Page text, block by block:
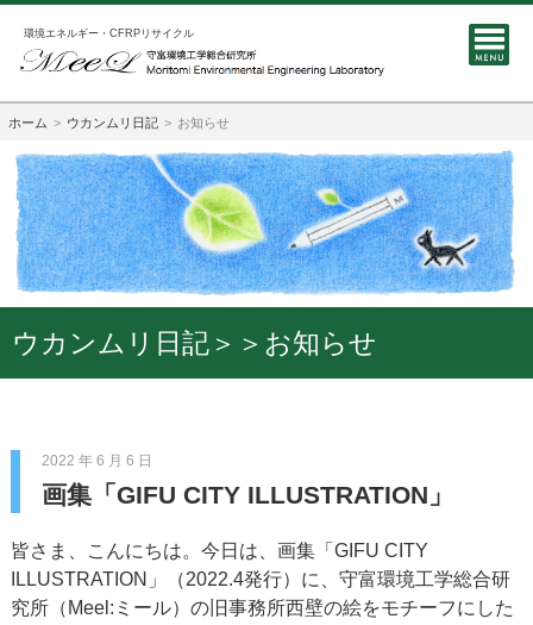
環境エネルギー・CFRPリサイクル
ホーム ウカンムリ日記 お知らせ
ウカンムリ日記＞＞お知らせ
2022 年 6 月 6 日
画集「GIFU CITY ILLUSTRATION」
皆さま、こんにちは。今日は、画集「GIFU CITY
ILLUSTRATION」（2022.4発行）に、守富環境工学総合研
究所（Meel:ミール）の旧事務所西壁の絵をモチーフにした